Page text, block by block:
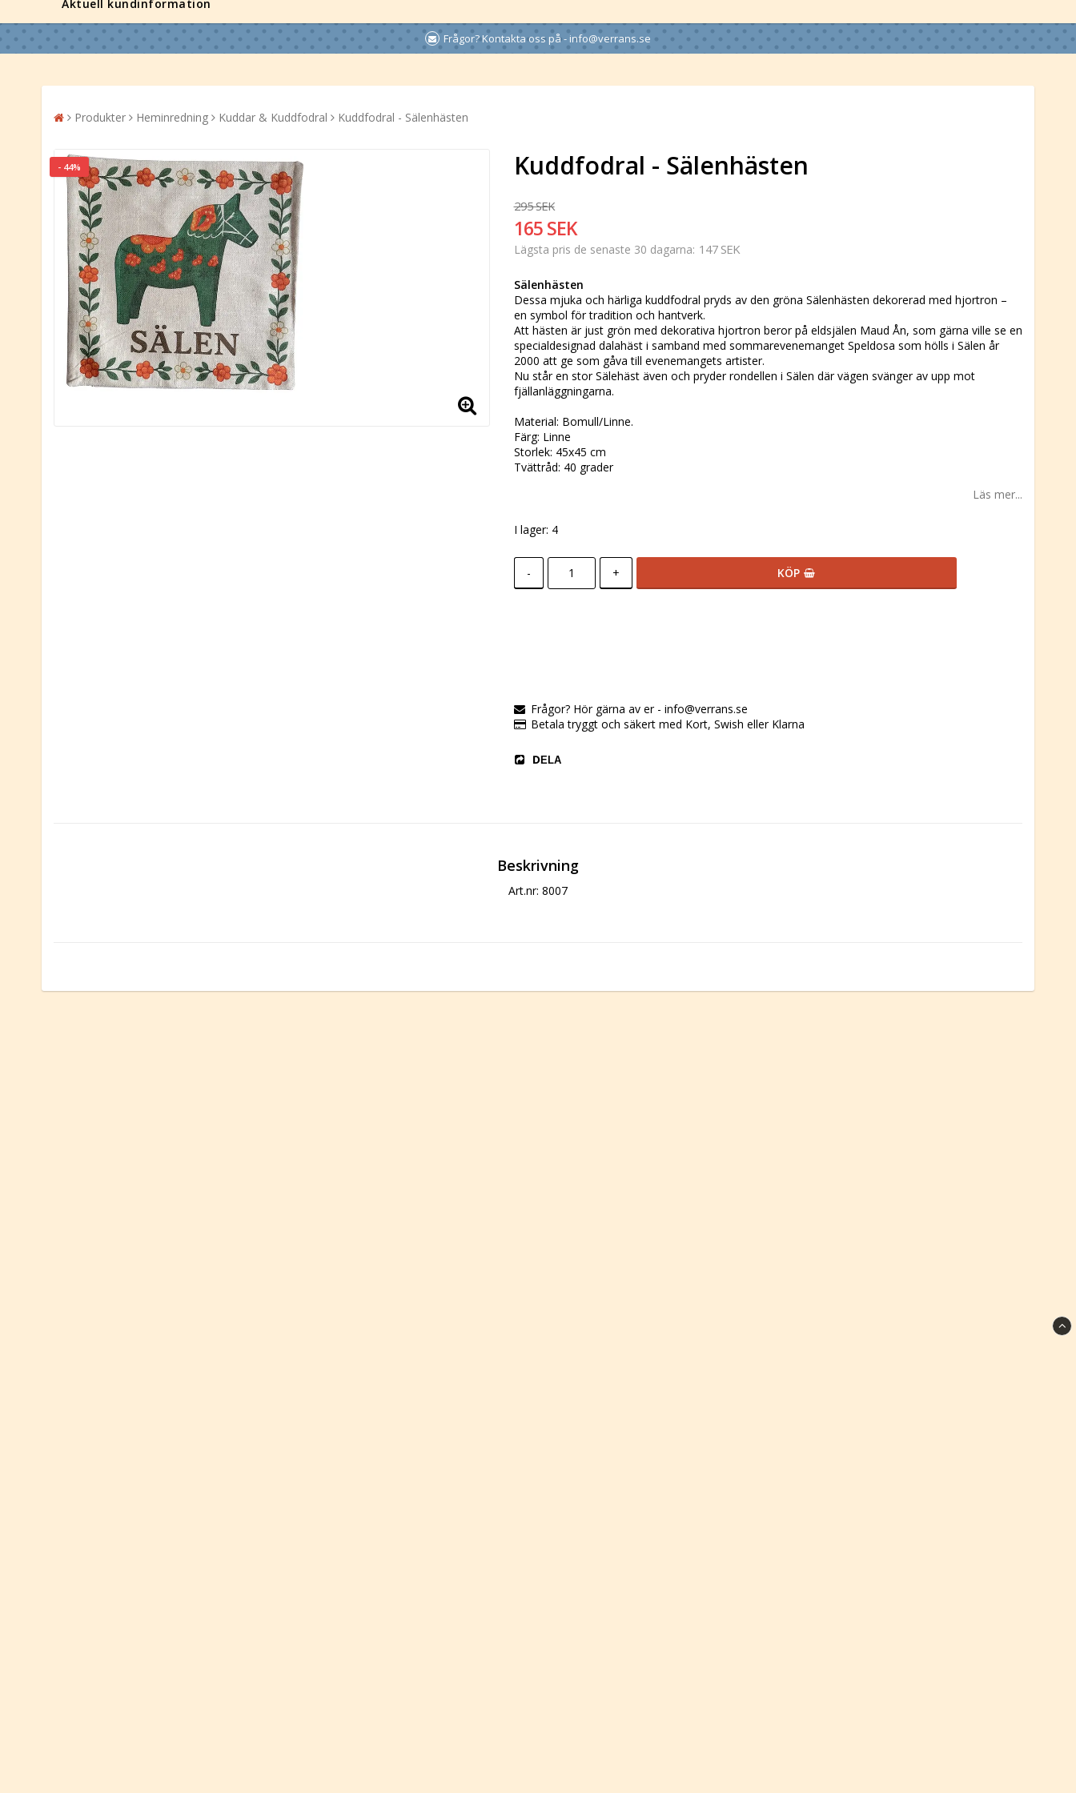
Aktuell kundinformation
Frågor? Kontakta oss på - info@verrans.se
Produkter Heminredning Kuddar & Kuddfodral Kuddfodral - Sälenhästen
- 44% Kuddfodral - Sälenhästen
295 SEK
165 SEK
Lägsta pris de senaste 30 dagarna 147 SEK
Sälenhästen
Dessa mjuka och härliga kuddfodral pryds av den gröna Sälenhästen dekorerad med hjortron –
en symbol för tradition och hantverk.
Att hästen är just grön med dekorativa hjortron beror på eldsjälen Maud Ån, som gärna ville se en
specialdesignad dalahäst i samband med sommarevenemanget Speldosa som hölls i Sälen år
2000 att ge som gåva till evenemangets artister.
Nu står en stor Sälehäst även och pryder rondellen i Sälen där vägen svänger av upp mot
fjällanläggningarna.
Material: Bomull/Linne.
Färg: Linne
Storlek: 45x45 cm
Tvättråd: 40 grader
Läs mer...
I lager: 4
- + KÖP
Frågor? Hör gärna av er - info@verrans.se
Betala tryggt och säkert med Kort, Swish eller Klarna
DELA
Beskrivning
Art.nr: 8007